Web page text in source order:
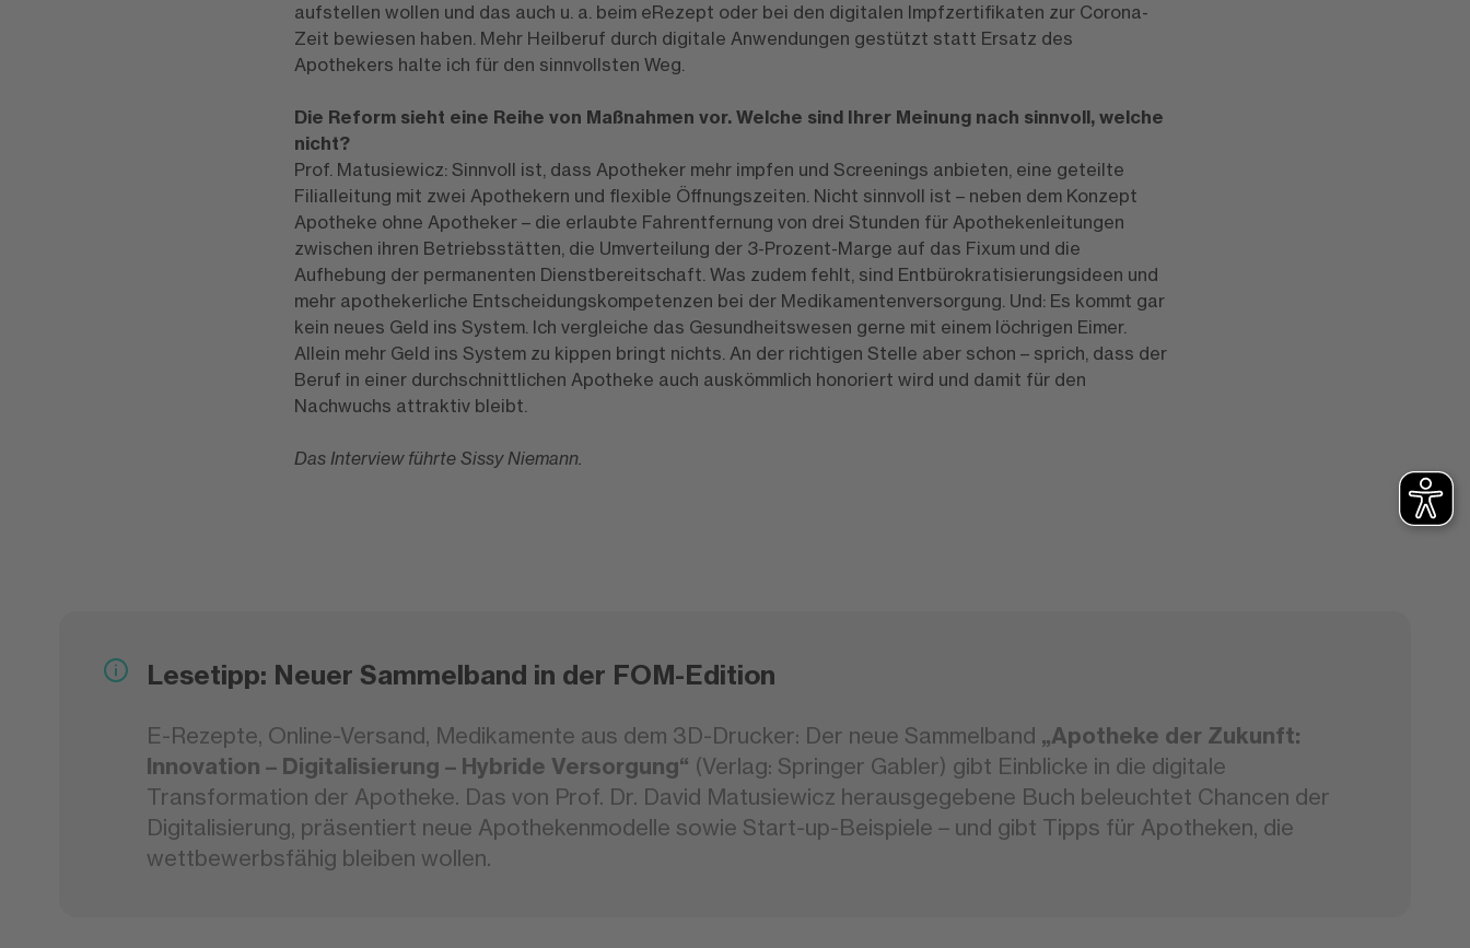
aufstellen wollen und das auch u. a. beim eRezept oder bei den digitalen Impfzertifikaten zur Corona-
Zeit bewiesen haben. Mehr Heilberuf durch digitale Anwendungen gestützt statt Ersatz des
Apothekers halte ich für den sinnvollsten Weg.
Die Reform sieht eine Reihe von Maßnahmen vor. Welche sind Ihrer Meinung nach sinnvoll, welche
nicht?
Prof. Matusiewicz: Sinnvoll ist, dass Apotheker mehr impfen und Screenings anbieten, eine geteilte
Filialleitung mit zwei Apothekern und flexible Öffnungszeiten. Nicht sinnvoll ist – neben dem Konzept
Apotheke ohne Apotheker – die erlaubte Fahrentfernung von drei Stunden für Apothekenleitungen
zwischen ihren Betriebsstätten, die Umverteilung der 3-Prozent-Marge auf das Fixum und die
Aufhebung der permanenten Dienstbereitschaft. Was zudem fehlt, sind Entbürokratisierungsideen und
mehr apothekerliche Entscheidungskompetenzen bei der Medikamentenversorgung. Und: Es kommt gar
kein neues Geld ins System. Ich vergleiche das Gesundheitswesen gerne mit einem löchrigen Eimer.
Allein mehr Geld ins System zu kippen bringt nichts. An der richtigen Stelle aber schon – sprich, dass der
Beruf in einer durchschnittlichen Apotheke auch auskömmlich honoriert wird und damit für den
Nachwuchs attraktiv bleibt.
Das Interview führte Sissy Niemann.
Lesetipp: Neuer Sammelband in der FOM-Edition
E-Rezepte, Online-Versand, Medikamente aus dem 3D-Drucker: Der neue Sammelband „Apotheke der Zukunft:
Innovation – Digitalisierung – Hybride Versorgung“ (Verlag: Springer Gabler) gibt Einblicke in die digitale
Transformation der Apotheke. Das von Prof. Dr. David Matusiewicz herausgegebene Buch beleuchtet Chancen der
Digitalisierung, präsentiert neue Apothekenmodelle sowie Start-up-Beispiele – und gibt Tipps für Apotheken, die
wettbewerbsfähig bleiben wollen.